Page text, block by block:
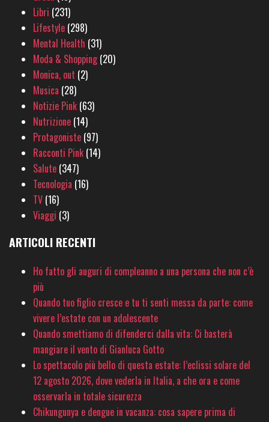
Libri (231)
Lifestyle (298)
Mental Health (31)
Moda & Shopping(20)
Monica, out (2)
Musica (28)
Notizie Pink (63)
Nutrizione (14)
Protagoniste (97)
Racconti Pink (14)
Salute (347)
Tecnologia (16)
TV (16)
Viaggi (3)
ARTICOLI RECENTI
Ho fatto gli auguri di compleanno a una persona che non c’è
più
Quando tuo figlio cresce e tu ti senti messa da parte: come
vivere l’estate con un adolescente
Quando smettiamo di difenderci dalla vita: Ci basterà
mangiare il vento di Gianluca Gotto
Lo spettacolo più bello di questa estate: l’eclissi solare del
12 agosto 2026, dove vederla in Italia, a che ora e come
osservarla in totale sicurezza
Chikungunya e dengue in vacanza: cosa sapere prima di